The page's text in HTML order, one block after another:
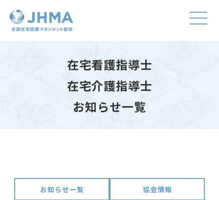
在宅看護指導士
在宅介護指導士
お知らせ一覧
お知らせ一覧 協会情報